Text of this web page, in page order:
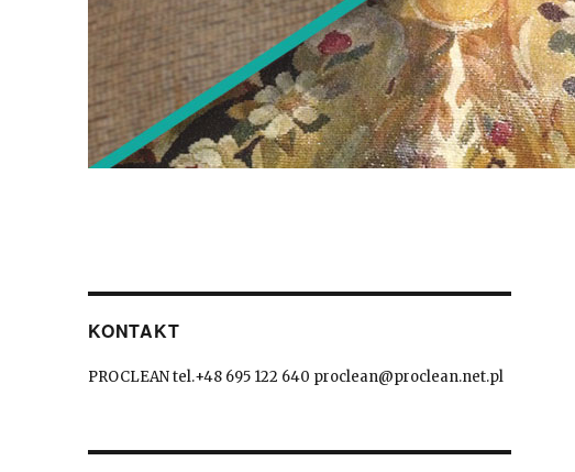
KONTAKT
PROCLEAN tel.+48 695 122 640 proclean@proclean.net.pl